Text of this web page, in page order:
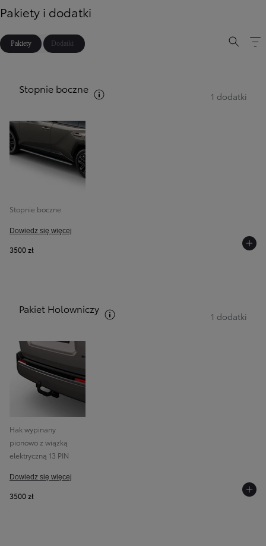
Pakiety i dodatki
Pakiety Dodatki
Stopnie boczne
1 dodatki
Stopnie boczne
Dowiedz się więcej
3500 zł
Pakiet Holowniczy
1 dodatki
Hak wypinany
pionowo z wiązką
elektryczną 13 PIN
Dowiedz się więcej
3500 zł